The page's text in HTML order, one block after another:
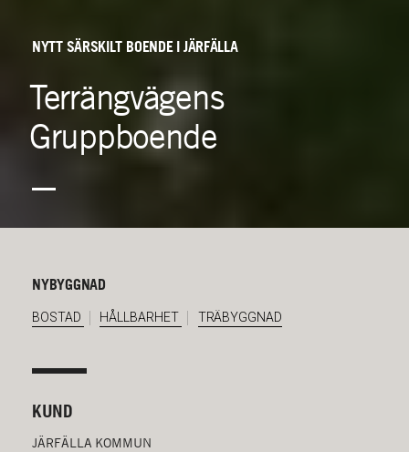
NYTT SÄRSKILT BOENDE I JÄRFÄLLA
Terrängvägens
Gruppboende
NYBYGGNAD
BOSTAD HÅLLBARHET TRÄBYGGNAD
KUND
JÄRFÄLLA KOMMUN